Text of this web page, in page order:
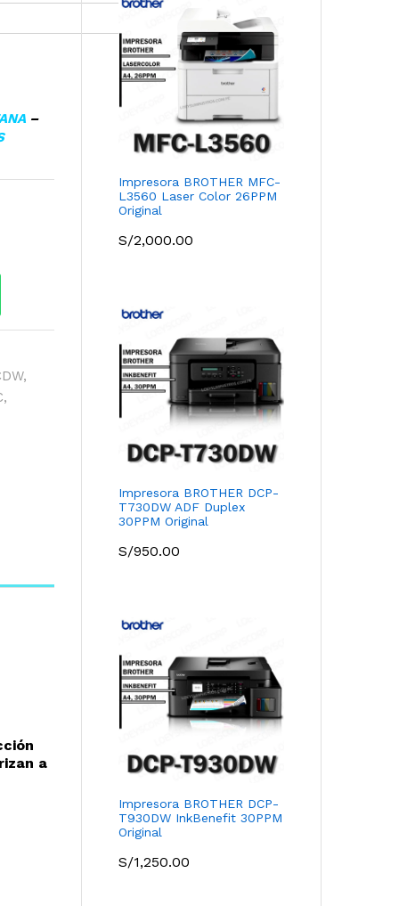
–
,
,
n
a
Impresora BROTHER MFC-
L3560 Laser Color 26PPM
Original
S/2,000.00
Impresora BROTHER DCP-
T730DW ADF Duplex
30PPM Original
S/950.00
Impresora BROTHER DCP-
T930DW InkBenefit 30PPM
Original
S/1,250.00